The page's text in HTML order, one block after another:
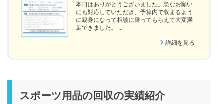
本日はありがとうございました。急なお願い
にも対応していただき、予算内で収まるよう
に親身になって相談に乗ってもらえて大変満
足できました。 ...
詳細を見る
スポーツ用品の回収の実績紹介